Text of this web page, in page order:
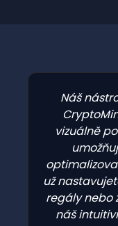
Náš
vizuálně
už
regály nebo
náš